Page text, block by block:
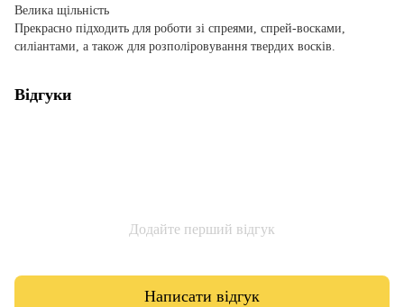
Велика щільність
Прекрасно підходить для роботи зі спреями, спрей-восками,
силіантами, а також для розполіровування твердих восків.
Відгуки
Додайте перший відгук
Написати відгук